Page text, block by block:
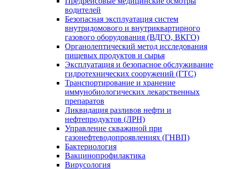
водителей
Безопасная эксплуатация систем
внутридомового и внутриквартирного
газового оборудования (ВДГО, ВКГО)
Органолептический метод исследования
пищевых продуктов и сырья
Эксплуатация и безопасное обслуживание
гидротехнических сооружений (ГТС)
Транспортирование и хранение
иммунобиологических лекарственных
препаратов
Ликвидация разливов нефти и
нефтепродуктов (ЛРН)
Управление скважиной при
газонефтеводопроявлениях (ГНВП)
Бактериология
Вакцинопрофилактика
Вирусология